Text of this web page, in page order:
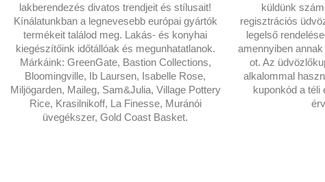
lakberendezés divatos trendjeit és stílusait!
Kínálatunkban a legnevesebb európai gyártók
termékeit találod meg. Lakás- és konyhai
kiegészítőink időtállóak és megunhatatlanok.
Márkáink: GreenGate, Bastion Collections,
Bloomingville, Ib Laursen, Isabelle Rose,
Miljögarden, Maileg, Sam&Julia, Village Pottery
Rice, Krasilnikoff, La Finesse, Muránói
üvegékszer, Gold Coast Basket.
küldünk
regisztrációs
legelső
amennyiben
ot. Az
alkalommal
kuponkód a téli